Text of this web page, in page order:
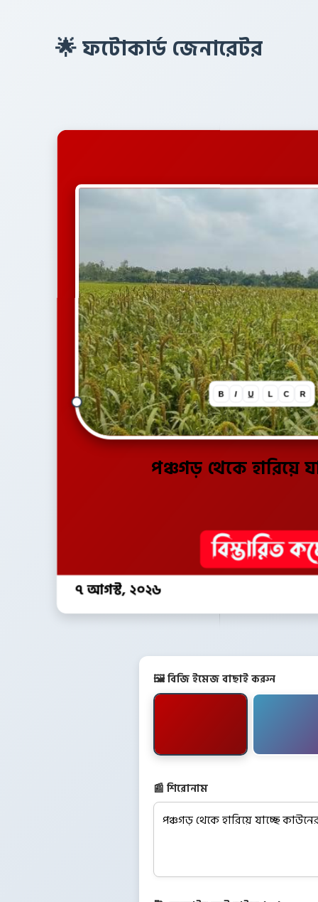
🌟 ফটোকার্ড জেনারেটর
পঞ্চগড় থেকে হারিয়ে
৭ আগস্ট, ২০২৬
B I U L C R
🖼️ বিজি ইমেজ বাছাই করুন
📰 শিরোনাম